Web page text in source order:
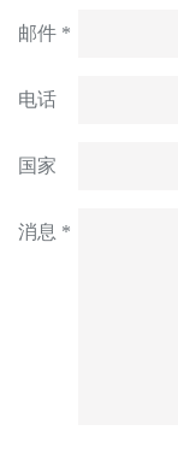
邮件 *
电话
国家
消息 *